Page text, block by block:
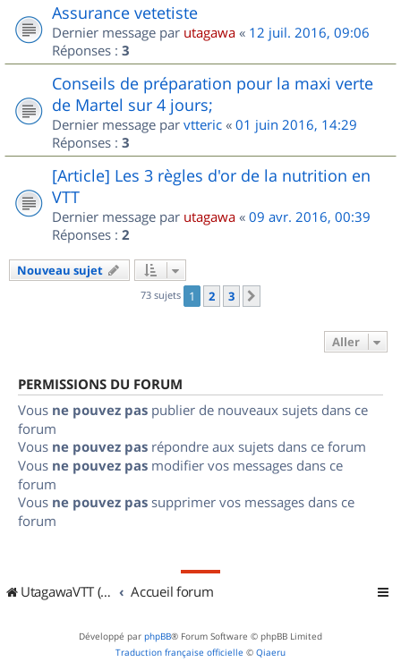
Assurance vetetiste
Dernier message par utagawa « 12 juil. 2016, 09:06
Réponses : 3
Conseils de préparation pour la maxi verte
de Martel sur 4 jours;
Dernier message par vtteric « 01 juin 2016, 14:29
Réponses : 3
[Article] Les 3 règles d'or de la nutrition en
VTT
Dernier message par utagawa « 09 avr. 2016, 00:39
Réponses : 2
Nouveau sujet
73 sujets 1 2 3
Aller
PERMISSIONS DU FORUM
Vous ne pouvez pas publier de nouveaux sujets dans ce
forum
Vous ne pouvez pas répondre aux sujets dans ce forum
Vous ne pouvez pas modifier vos messages dans ce
forum
Vous ne pouvez pas supprimer vos messages dans ce
forum
UtagawaVTT (Randos VTT et VTTAE avec traces GPS) Accueil forum
Développé par phpBB® Forum Software © phpBB Limited
Traduction française officielle © Qiaeru